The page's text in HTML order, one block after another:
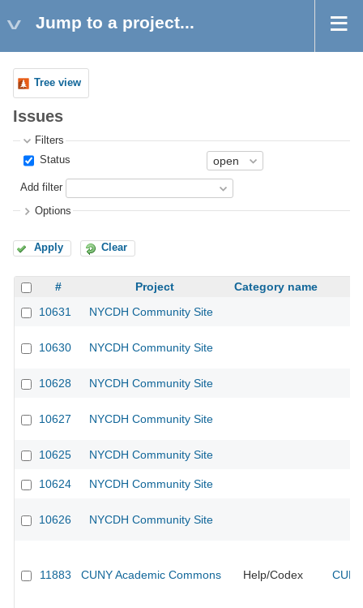
Jump to a project...
Tree view
Issues
Filters
Status
Add filter
Options
Apply Clear
# Project
Category name
10631
NYCDH Community Site
10630 NYCDH Community Site
10628 NYCDH Community Site
10627 NYCDH Community Site
10625 NYCDH Community Site
10624 NYCDH Community Site
10626 NYCDH Community Site
11883 CUNY Academic Commons Help/Codex